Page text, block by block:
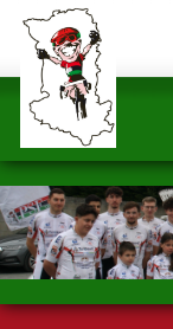
Panneau de gestion